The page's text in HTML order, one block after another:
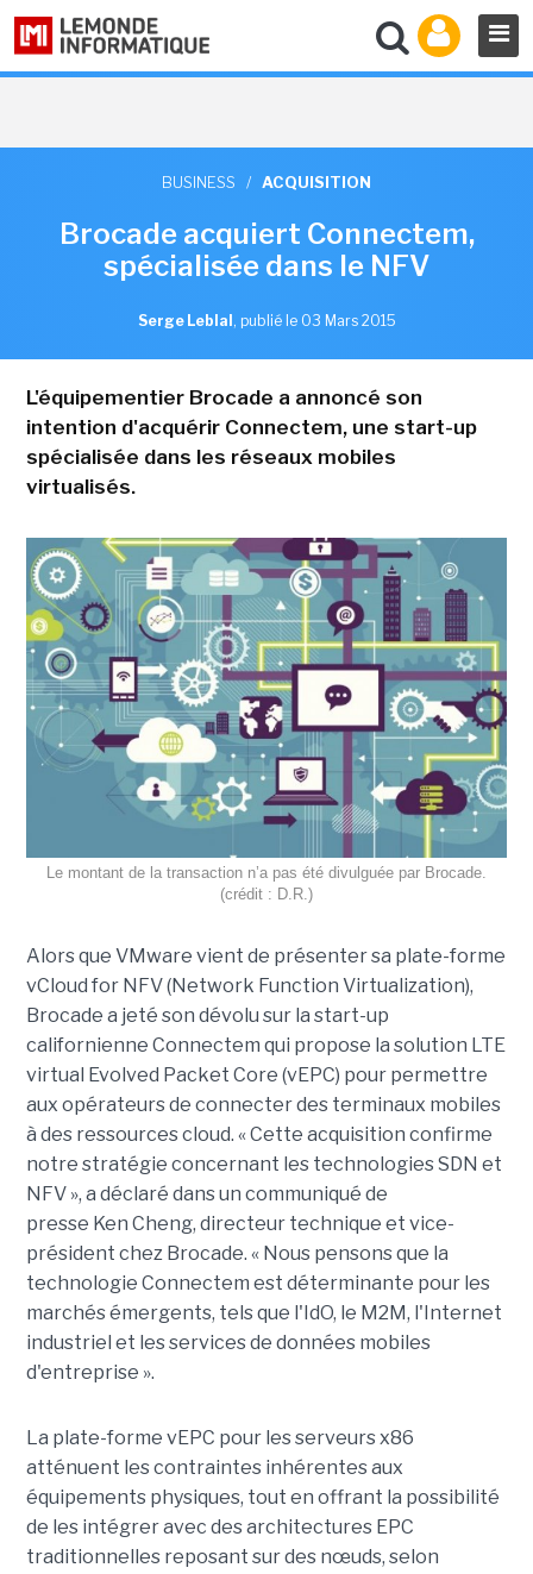
BUSINESS / ACQUISITION
Brocade acquiert Connectem,
spécialisée dans le NFV
Serge Leblal , publié le 03 Mars 2015
L'équipementier Brocade a annoncé son
intention d'acquérir Connectem, une start-up
spécialisée dans les réseaux mobiles
virtualisés.
Le montant de la transaction n’a pas été divulguée par Brocade.
(crédit : D.R.)
Alors que VMware vient de présenter sa plate-forme
vCloud for NFV (Network Function Virtualization),
Brocade a jeté son dévolu sur la start-up
californienne Connectem qui propose la solution LTE
virtual Evolved Packet Core (vEPC) pour permettre
aux opérateurs de connecter des terminaux mobiles
à des ressources cloud. « Cette acquisition confirme
notre stratégie concernant les technologies SDN et
NFV », a déclaré dans un communiqué de
presse Ken Cheng, directeur technique et vice-
président chez Brocade. « Nous pensons que la
technologie Connectem est déterminante pour les
marchés émergents, tels que l'IdO, le M2M, l'Internet
industriel et les services de données mobiles
d'entreprise ».
La plate-forme vEPC pour les serveurs x86
atténuent les contraintes inhérentes aux
équipements physiques, tout en offrant la possibilité
de les intégrer avec des architectures EPC
traditionnelles reposant sur des nœuds, selon